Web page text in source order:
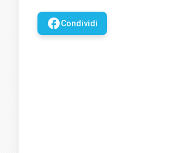
facebookCondividi